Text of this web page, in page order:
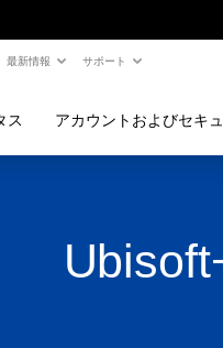
最新情報 サポート
ス アカウントおよびセキ